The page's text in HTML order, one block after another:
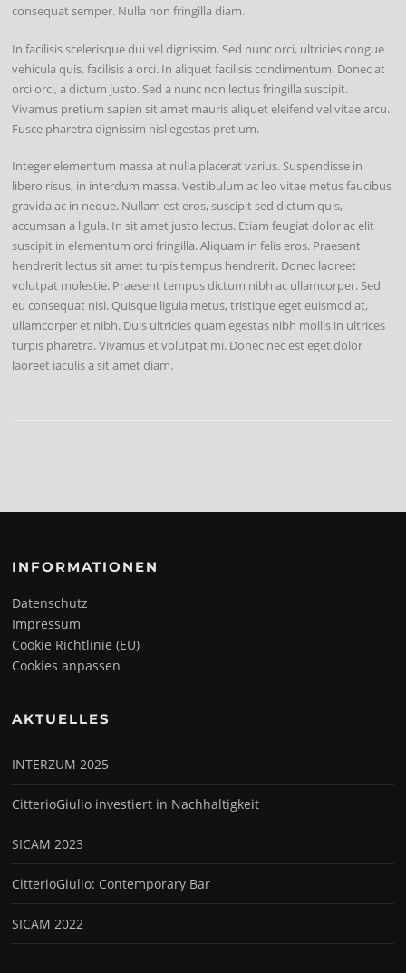
consequat semper. Nulla non fringilla diam.
In facilisis scelerisque dui vel dignissim. Sed nunc orci, ultricies congue
vehicula quis, facilisis a orci. In aliquet facilisis condimentum. Donec at
orci orci, a dictum justo. Sed a nunc non lectus fringilla suscipit.
Vivamus pretium sapien sit amet mauris aliquet eleifend vel vitae arcu.
Fusce pharetra dignissim nisl egestas pretium.
Integer elementum massa at nulla placerat varius. Suspendisse in
libero risus, in interdum massa. Vestibulum ac leo vitae metus faucibus
gravida ac in neque. Nullam est eros, suscipit sed dictum quis,
accumsan a ligula. In sit amet justo lectus. Etiam feugiat dolor ac elit
suscipit in elementum orci fringilla. Aliquam in felis eros. Praesent
hendrerit lectus sit amet turpis tempus hendrerit. Donec laoreet
volutpat molestie. Praesent tempus dictum nibh ac ullamcorper. Sed
eu consequat nisi. Quisque ligula metus, tristique eget euismod at,
ullamcorper et nibh. Duis ultricies quam egestas nibh mollis in ultrices
turpis pharetra. Vivamus et volutpat mi. Donec nec est eget dolor
laoreet iaculis a sit amet diam.
INFORMATIONEN
Datenschutz
Impressum
Cookie Richtlinie (EU)
Cookies anpassen
AKTUELLES
INTERZUM 2025
CitterioGiulio investiert in Nachhaltigkeit
SICAM 2023
CitterioGiulio: Contemporary Bar
SICAM 2022